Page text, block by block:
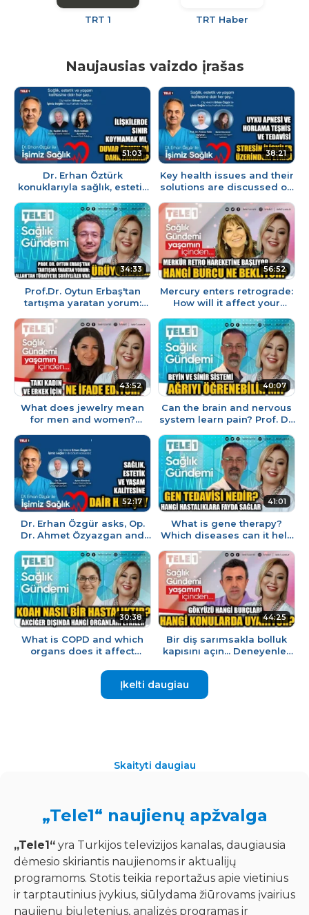
TRT 1 TRT Haber
Naujausias vaizdo įrašas
51:03
Dr. Erhan Öztürk
konuklarıyla sağlık, estetik
her şeyi konuşuyor...
38:21
Key health issues and their
solutions are discussed on
Erhan Öztürk...
34:33
Prof.Dr. Oytun Erbaş'tan
tartışma yaratan yorum:
Suriyeliler var, ürüyorlar...
56:52
Mercury enters retrograde:
How will it affect your
Filiz Özkol explains
43:52
What does jewelry mean
for men and women?
designer Adriana
Muratoğlu explains
40:07
Can the brain and nervous
system learn pain? Prof. Dr.
explains
52:17
Dr. Erhan Özgür asks, Op.
Dr. Ahmet Özyazgan and
Removal Specialist Ayten
Kömürc...
41:01
What is gene therapy?
Which diseases can it help
Gökhan Beyaz explains.
30:38
What is COPD and which
organs does it affect
Prof. Dr. Pınar Atagün exp...
44:25
Bir diş sarımsakla bolluk
kapısını açın... Deneyenler
Bozduman açıklıyor
Įkelti daugiau
Skaityti daugiau
„Tele1“ naujienų apžvalga
„Tele1“ yra Turkijos televizijos kanalas, daugiausia
dėmesio skiriantis naujienoms ir aktualijų
programoms. Stotis teikia reportažus apie vietinius
ir tarptautinius įvykius, siūlydama žiūrovams įvairius
naujienų biuletenius, analizės programas ir